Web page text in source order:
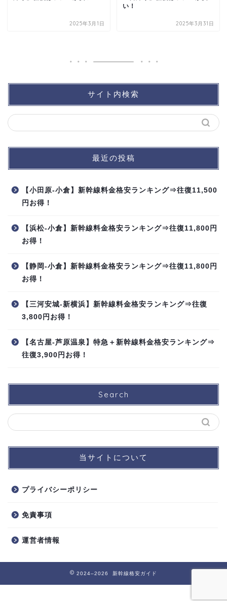
2025年3月1日
い！
2025年3月31日
サイト内検索
最近の投稿
【小田原-小倉】新幹線料金格安ランキング⇒往復11,500
円お得！
【浜松-小倉】新幹線料金格安ランキング⇒往復11,800円
お得！
【静岡-小倉】新幹線料金格安ランキング⇒往復11,800円
お得！
【三河安城-新横浜】新幹線料金格安ランキング⇒往復
3,800円お得！
【名古屋-芦原温泉】特急＋新幹線料金格安ランキング⇒
往復3,900円お得！
Search
当サイトについて
プライバシーポリシー
免責事項
運営者情報
2024–2026 新幹線格安ガイド